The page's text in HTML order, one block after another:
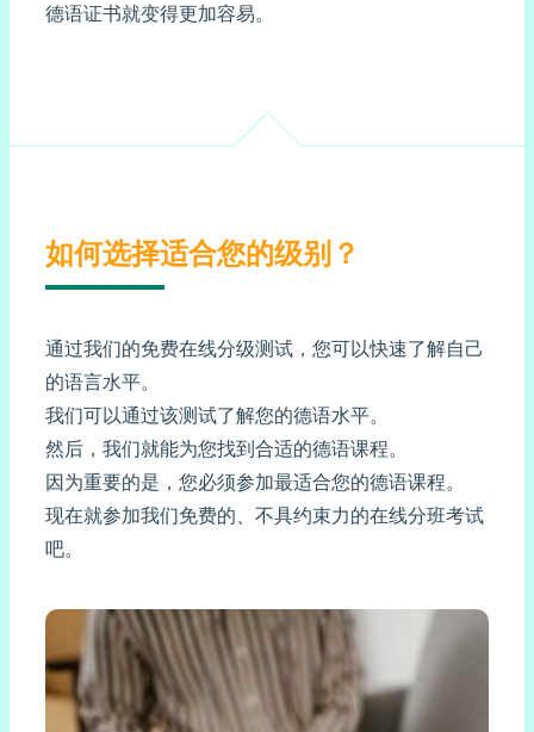
德语证书就变得更加容易。
如何选择适合您的级别？
通过我们的免费在线分级测试，您可以快速了解自己
的语言水平。
我们可以通过该测试了解您的德语水平。
然后，我们就能为您找到合适的德语课程。
因为重要的是，您必须参加最适合您的德语课程。
现在就参加我们免费的、不具约束力的在线分班考试
吧。